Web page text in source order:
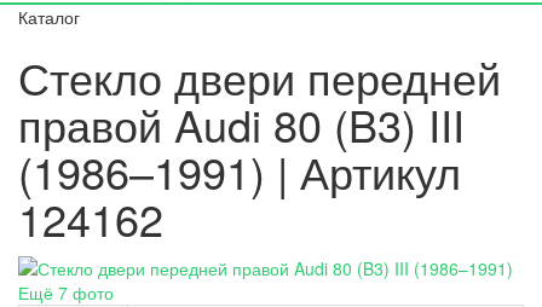
Каталог
Стекло двери передней
правой Audi 80 (B3) III
(1986–1991) | Артикул
124162
Ещё 7 фото